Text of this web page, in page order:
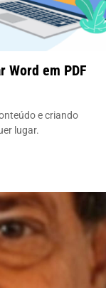
Word em PDF
e criando
lugar.